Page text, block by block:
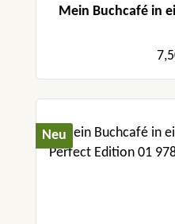
Mein Buchcafé in
Neu